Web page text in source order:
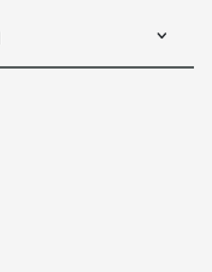
di posta elettronica)
di posta elettronica)